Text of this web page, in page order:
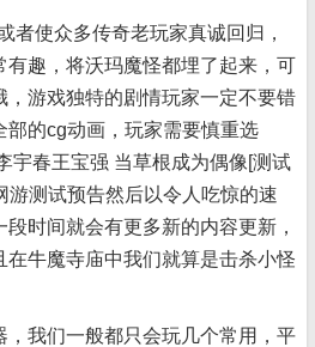
使众多传奇老玩家真诚回归，
有趣，将沃玛魔怪都埋了起来，可
，游戏独特的剧情玩家一定不要错
部的cg动画，玩家需要慎重选
宇春王宝强 当草根成为偶像[测试
游测试预告然后以令人吃惊的速
时间就会有更多新的内容更新，
牛魔寺庙中我们就算是击杀小怪
我们一般都只会玩几个常用，平